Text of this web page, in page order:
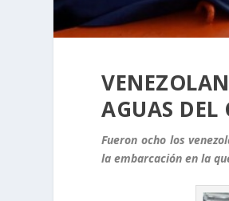
AGUAS DEL
Fueron ocho los
la embarcación en la